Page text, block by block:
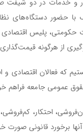
و خدمات در دو
دستگاه‌های
حکومتی، پلیس
از هرگونه
که فعالان اقتصادی و
عمومی جامعه فراهم
احتکار،
آنها برخورد قانونی